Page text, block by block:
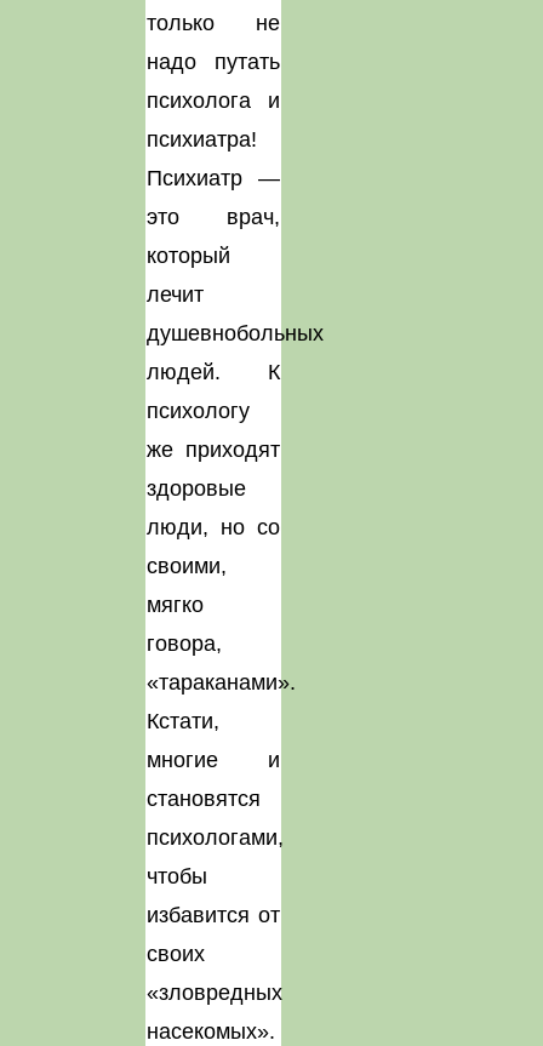
только не
надо путать
психолога и
психиатра!
Психиатр —
это врач,
который
лечит
душевнобольных
людей. К
психологу
же приходят
здоровые
люди, но со
своими,
мягко
говора,
«тараканами».
Кстати,
многие и
становятся
психологами,
чтобы
избавится от
своих
«зловредных
насекомых».